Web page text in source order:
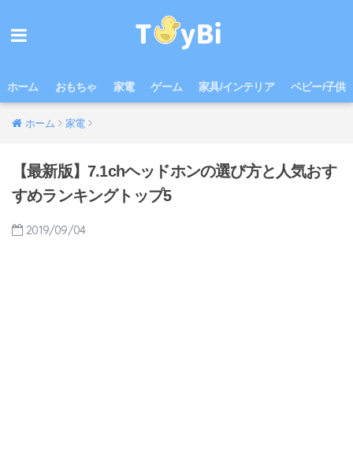
ホーム おもちゃ 家電 ゲーム 家具/インテリア ベビー/子供
ホーム 家電
【最新版】7.1chヘッドホンの選び方と人気おす
すめランキングトップ5
2019/09/04